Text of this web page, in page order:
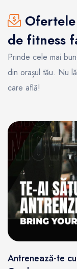
de fitness
Prinde cele mai
din orașul tău. Nu
care află!
Antrenează-te